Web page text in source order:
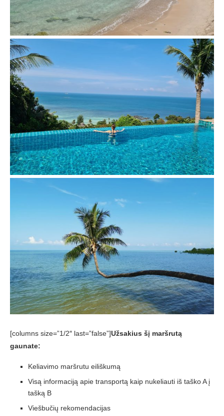
[columns size=”1/2″ last=”false”]Užsakius šį maršrutą
gaunate:
Keliavimo maršrutu eiliškumą
Visą informaciją apie transportą kaip nukeliauti iš taško A į
tašką B
Viešbučių rekomendacijas